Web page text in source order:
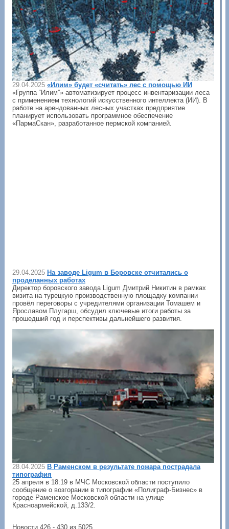
29.04.2025 «Илим» будет «считать» лес с помощью ИИ
«Группа “Илим”» автоматизирует процесс инвентаризации леса
с применением технологий искусственного интеллекта (ИИ). В
работе на арендованных лесных участках предприятие
планирует использовать программное обеспечение
«ПармаСкан», разработанное пермской компанией.
29.04.2025 На заводе Ligum в Боровске отчитались о
проделанных работах
Директор боровского завода Ligum Дмитрий Никитин в рамках
визита на турецкую производственную площадку компании
провёл переговоры с учредителями организации Томашем и
Ярославом Плугарш, обсудил ключевые итоги работы за
прошедший год и перспективы дальнейшего развития.
28.04.2025 В Раменском в результате пожара пострадала
типография
25 апреля в 18:19 в МЧС Московской области поступило
сообщение о возгорании в типографии «Полиграф-Бизнес» в
городе Раменское Московской области на улице
Красноармейской, д.133/2.
Новости 426 - 430 из 5025